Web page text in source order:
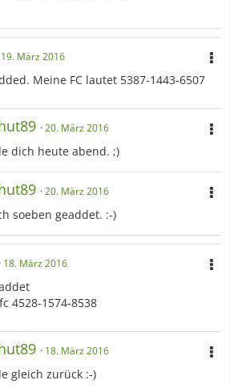
19. März 2016
Meine FC lautet 5387-1443-6507
20. März 2016
dich heute abend. ;)
20. März 2016
soeben geaddet. :-)
18. März 2016
4528-1574-8538
18. März 2016
gleich zurück :-)